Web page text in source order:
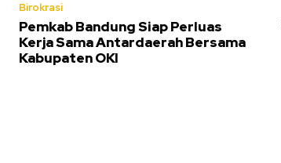
Birokrasi
Pemkab Bandung Siap Perluas
Kerja Sama Antardaerah Bersama
Kabupaten OKI